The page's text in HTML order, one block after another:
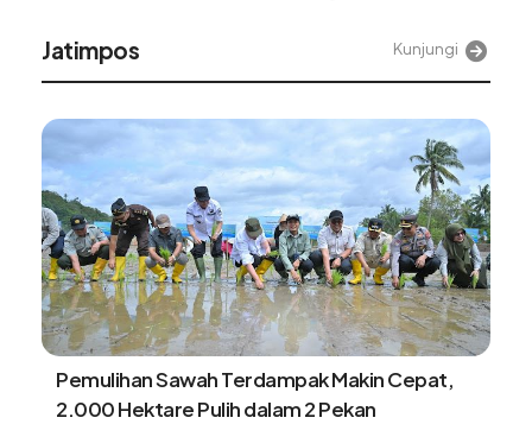
Jatimpos Kunjungi
Pemulihan Sawah Terdampak Makin Cepat,
2.000 Hektare Pulih dalam 2 Pekan